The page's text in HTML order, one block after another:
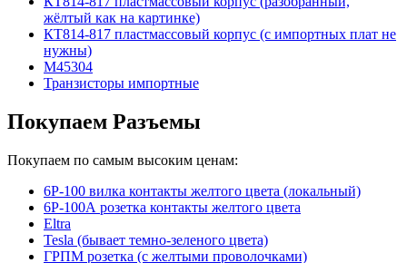
жёлтый как на картинке)
КТ814-817 пластмассовый корпус (с импортных плат не
нужны)
М45304
Транзисторы импортные
Покупаем Разъемы
Покупаем по самым высоким ценам:
6Р-100 вилка контакты желтого цвета (локальный)
6Р-100А розетка контакты желтого цвета
Eltra
Tesla (бывает темно-зеленого цвета)
ГРПМ розетка (с желтыми проволочками)